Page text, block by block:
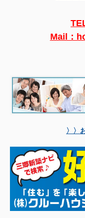
Mail：
〉〉